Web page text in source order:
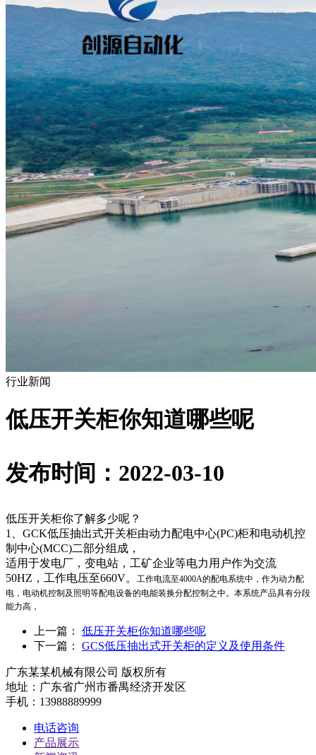
行业新闻
低压开关柜你知道哪些呢
发布时间：2022-03-10
低压开关柜你了解多少呢？
1、GCK低压抽出式开关柜由动力配电中心(PC)柜和电动机控
制中心(MCC)二部分组成，
适用于发电厂，变电站，工矿企业等电力用户作为交流
50HZ，工作电压至660V。
工作电流至4000A的配电系统中，作为动力配
电，电动机控制及照明等配电设备的电能装换分配控制之中。 本系统产品具有分段
能力高，
上一篇：
低压开关柜你知道哪些呢
下一篇：
GCS低压抽出式开关柜的定义及使用条件
广东某某机械有限公司 版权所有
地址：广东省广州市番禺经济开发区
手机：13988889999
电话咨询
产品展示